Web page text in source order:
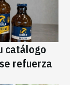
catálogo
refuerza